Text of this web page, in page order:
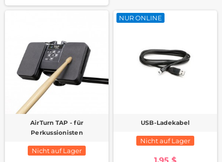
AirTurn TAP - für
Perkussionisten
Nicht auf Lager
NUR ONLINE
USB-Ladekabel
Nicht auf Lager